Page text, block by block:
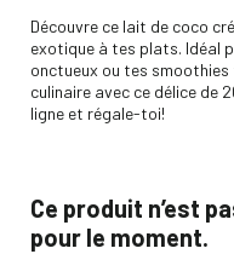
Descripción
Découvre ce lait de coco
exotique à tes plats. Idéal
onctueux ou tes
culinaire avec ce délice de
ligne et régale-toi!
Ce produit n’est
pour le moment.